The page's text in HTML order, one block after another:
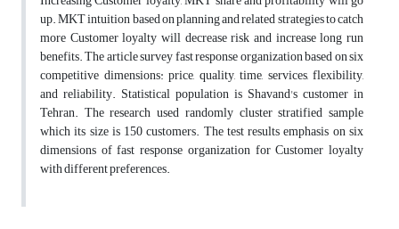
up. MKT intuition based on planning and related strategies to catch
more Customer loyalty will decrease risk and increase long run
benefits. The article survey fast response organization based on six
competitive dimensions: price, quality, time, services, flexibility,
and reliability. Statistical population is Shavand's customer in
Tehran. The research used randomly cluster stratified sample
which its size is 150 customers. The test results emphasis on six
dimensions of fast response organization for Customer loyalty
with different preferences.